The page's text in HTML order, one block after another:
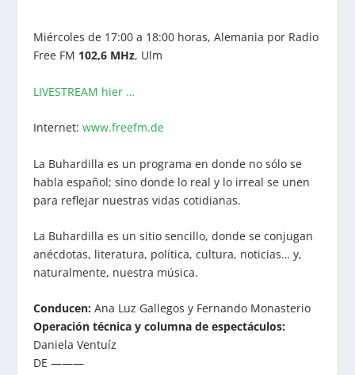
Miércoles de 17:00 a 18:00 horas, Alemania por Radio
Free FM 102,6 MHz, Ulm
LIVESTREAM hier …
Internet: www.freefm.de
La Buhardilla es un programa en donde no sólo se
habla español; sino donde lo real y lo irreal se unen
para reflejar nuestras vidas cotidianas.
La Buhardilla es un sitio sencillo, donde se conjugan
anécdotas, literatura, política, cultura, noticias… y,
naturalmente, nuestra música.
Conducen: Ana Luz Gallegos y Fernando Monasterio
Operación técnica y columna de espectáculos:
Daniela Ventuíz
DE ———